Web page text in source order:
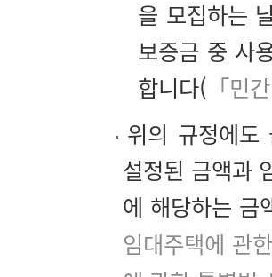
을 모집하는
보증금 중 사
합니다( 「민
위의 규정에도
설정된 금액과
에 해당하는 금
임대주택에 관